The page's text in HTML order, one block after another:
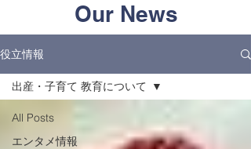
Our News
役立情報
All Posts
エンタメ情報
出産・子育て ​教育について